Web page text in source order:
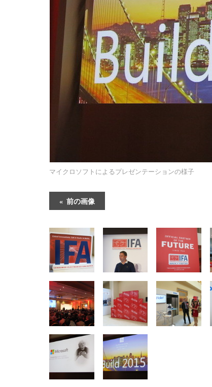
マイクロソフトによるプレゼンテーションの様子
前の画像